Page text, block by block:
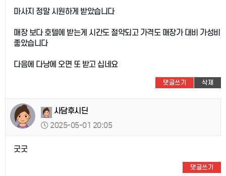
마사지 정말 시원하게 받았습니다
매장 보다 호텔에 받는게 시간도 절약되고 가격도 매장가 대비 가성비
좋았습니다
다음에 다낭에 오면 또 받고 십네요
댓글쓰기 삭제
사담후시딘
2025-05-01 20:05
굿굿
댓글쓰기